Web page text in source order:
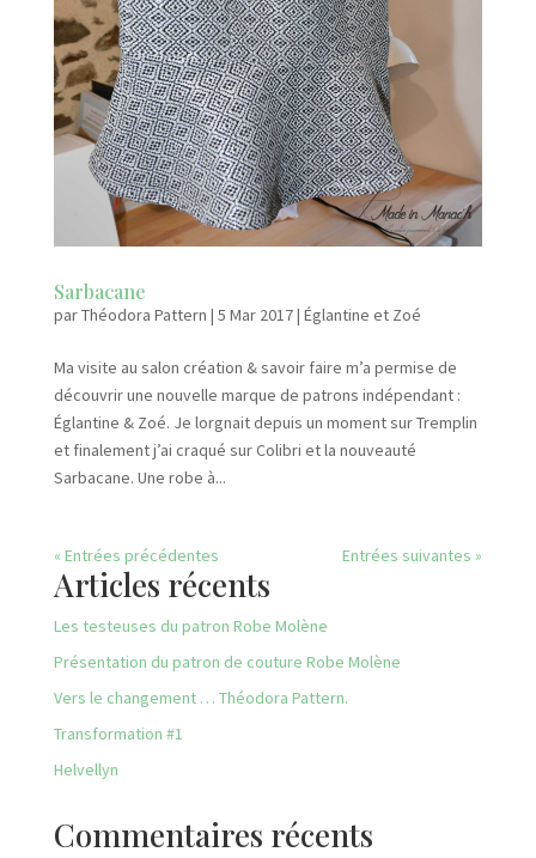
Sarbacane
parThéodora Pattern | 5 Mar 2017| Églantine et Zoé
Ma visite au salon création & savoir faire m’a permise de
découvrir une nouvelle marque de patrons indépendant :
Églantine & Zoé. Je lorgnait depuis un moment sur Tremplin
et finalement j’ai craqué sur Colibri et la nouveauté
Sarbacane. Une robe à...
« Entrées précédentes Entrées suivantes »
Articles récents
Les testeuses du patron Robe Molène
Présentation du patron de couture Robe Molène
Vers le changement … Théodora Pattern.
Transformation #1
Helvellyn
Commentaires récents